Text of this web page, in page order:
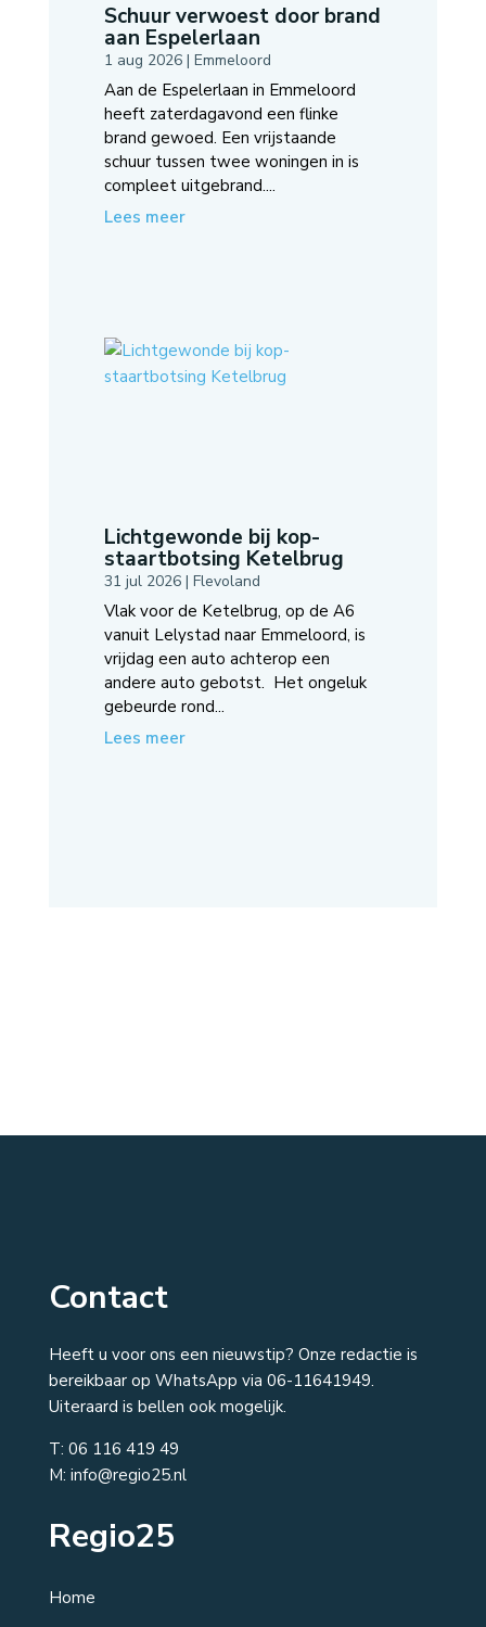
Schuur verwoest door brand
aan Espelerlaan
1 aug 2026| Emmeloord
Aan de Espelerlaan in Emmeloord
heeft zaterdagavond een flinke
brand gewoed. Een vrijstaande
schuur tussen twee woningen in is
compleet uitgebrand....
Lees meer
Lichtgewonde bij kop-
staartbotsing Ketelbrug
31 jul 2026| Flevoland
Vlak voor de Ketelbrug, op de A6
vanuit Lelystad naar Emmeloord, is
vrijdag een auto achterop een
andere auto gebotst. Het ongeluk
gebeurde rond...
Lees meer
Contact
Heeft u voor ons een nieuwstip? Onze redactie is
bereikbaar op WhatsApp via 06-11641949.
Uiteraard is bellen ook mogelijk.
T: 06 116 419 49
M: info@regio25.nl
Regio25
Home